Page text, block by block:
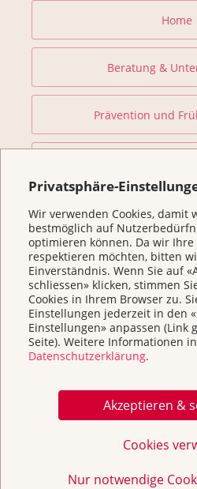
Privatsphäre-
Wir verwenden Cookies, damit
bestmöglich auf
optimieren können. Da wir Ihre
respektieren möchten, bitten
Einverständnis. Wenn Sie auf
schliessen» klicken, stimmen
Cookies in Ihrem Browser zu.
Einstellungen jederzeit in den
Einstellungen» anpassen (Link
Seite). Weitere Informationen
Datenschutzerklärung.
Akzeptieren &
Cookies
Nur notwendige
Home
Beratung &
Prävention und
Helfen
Kurse
Über uns &
Broschüren /